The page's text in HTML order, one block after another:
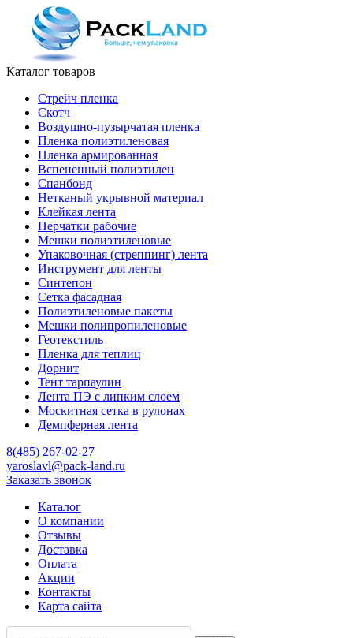
Каталог товаров
Стрейч пленка
Скотч
Воздушно-пузырчатая пленка
Пленка полиэтиленовая
Пленка армированная
Вспененный полиэтилен
Спанбонд
Нетканый укрывной материал
Клейкая лента
Перчатки рабочие
Мешки полиэтиленовые
Упаковочная (стреппинг) лента
Инструмент для ленты
Синтепон
Сетка фасадная
Полиэтиленовые пакеты
Мешки полипропиленовые
Геотекстиль
Пленка для теплиц
Дорнит
Тент тарпаулин
Лента ПЭ с липким слоем
Москитная сетка в рулонах
Демпферная лента
8(485) 267-02-27
yaroslavl@pack-land.ru
Заказать звонок
Каталог
О компании
Отзывы
Доставка
Оплата
Акции
Контакты
Карта сайта